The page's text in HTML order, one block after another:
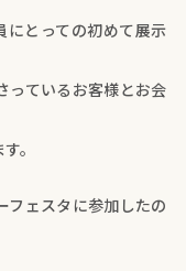
にとっての初めて展示
っているお客様とお会
。
フェスタに参加したの